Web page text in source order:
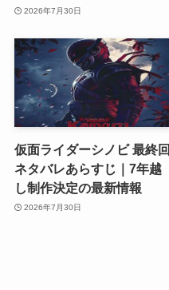
2026年7月30日
仮面ライダーシノビ 最終回
ネタバレあらすじ｜7年越
し制作決定の最新情報
2026年7月30日